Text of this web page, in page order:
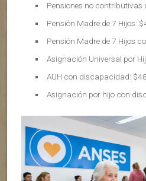
Pensiones no contributivas
Pensión Madre de 7 Hijos:
Pensión Madre de 7 Hijos
Asignación Universal por
AUH con discapacidad:
Asignación por hijo con